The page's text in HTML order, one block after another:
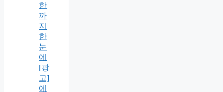
한
까
지
한
눈
에
[광
고]
에